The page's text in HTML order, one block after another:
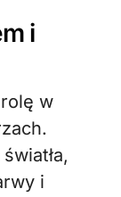
i
w
i